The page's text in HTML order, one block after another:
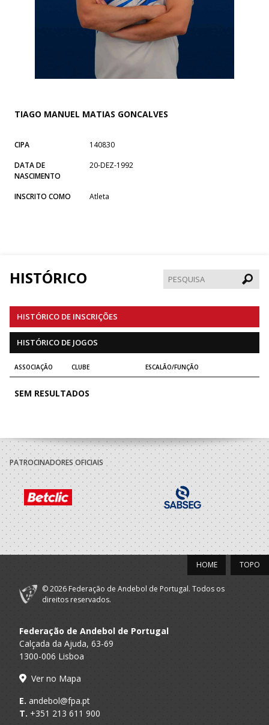
TIAGO MANUEL MATIAS GONCALVES
CIPA
140830
DATA DE
NASCIMENTO
20-DEZ-1992
INSCRITO COMO Atleta
HISTÓRICO
HISTÓRICO DE INSCRIÇÕES
HISTÓRICO DE JOGOS
ASSOCIAÇÃO CLUBE ESCALÃO/FUNÇÃO
SEM RESULTADOS
PATROCINADORES OFICIAIS
TOPO
HOME
© 2026 Federação de Andebol de Portugal. Todos os
direitos reservados.
Federação de Andebol de Portugal
Calçada da Ajuda, 63-69
1300-006 Lisboa
Ver no Mapa
E. andebol@fpa.pt
T. +351 213 611 900